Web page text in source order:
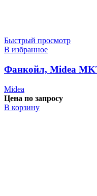
Быстрый просмотр
В избранное
Фанкойл, Midea
Midea
Цена по запросу
В корзину